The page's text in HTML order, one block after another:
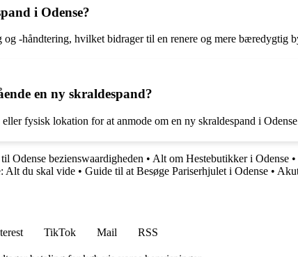
i Odense?
-håndtering, hvilket bidrager til en renere og mere bæredygtig
en ny skraldespand?
fysisk lokation for at anmode om en ny skraldespand i
Odense bezienswaardigheden • Alt om Hestebutikker i Odense •
Alt du skal vide • Guide til at Besøge Pariserhjulet i Odense •
TikTok Mail RSS